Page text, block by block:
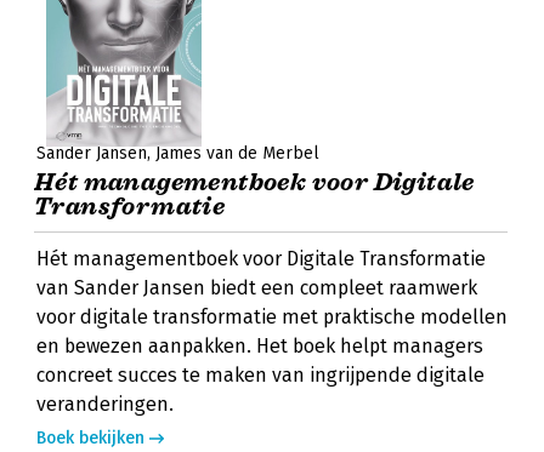
Sander Jansen James van de Merbel
Hét managementboek voor Digitale
Transformatie
Hét managementboek voor Digitale Transformatie
van Sander Jansen biedt een compleet raamwerk
voor digitale transformatie met praktische modellen
en bewezen aanpakken. Het boek helpt managers
concreet succes te maken van ingrijpende digitale
veranderingen.
Boek bekijken